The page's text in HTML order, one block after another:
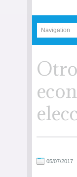
05/07/2017